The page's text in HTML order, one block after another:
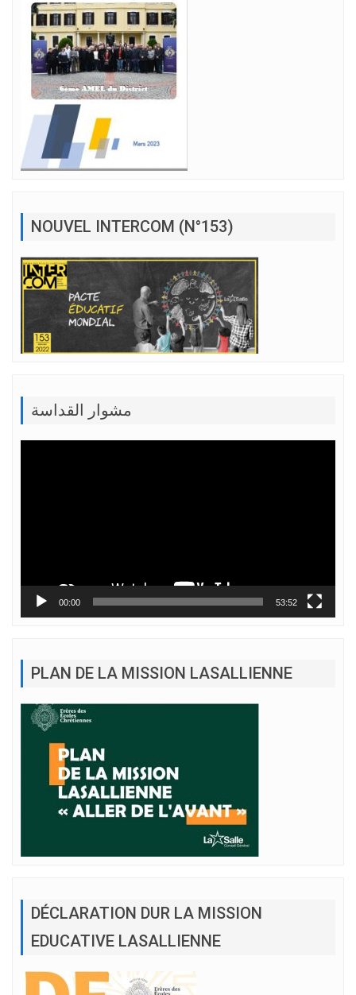
NOUVEL INTERCOM (N°153)
مشوار القداسة
00:00 53:52
PLAN DE LA MISSION LASALLIENNE
DÉCLARATION DUR LA MISSION
EDUCATIVE LASALLIENNE